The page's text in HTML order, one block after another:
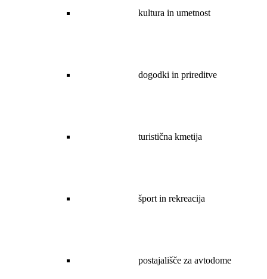
kultura in umetnost
dogodki in prireditve
turistična kmetija
šport in rekreacija
postajališče za avtodome